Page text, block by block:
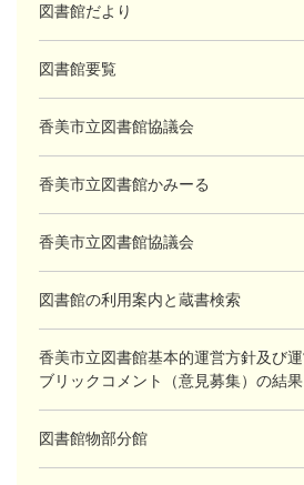
図書館だより
図書館要覧
香美市立図書館協議会
香美市立図書館かみーる
香美市立図書館協議会
図書館の利用案内と蔵書検索
香美市立図書館基本的運営方針及び
ブリックコメント（意見募集）の結果
図書館物部分館